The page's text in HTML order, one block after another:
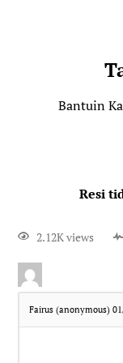
Bantuin
Resi
2.12K views
Fairus (anonymous)